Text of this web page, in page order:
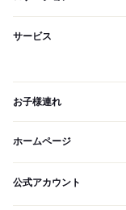
サービス
お子様連れ
ホームページ
公式アカウント